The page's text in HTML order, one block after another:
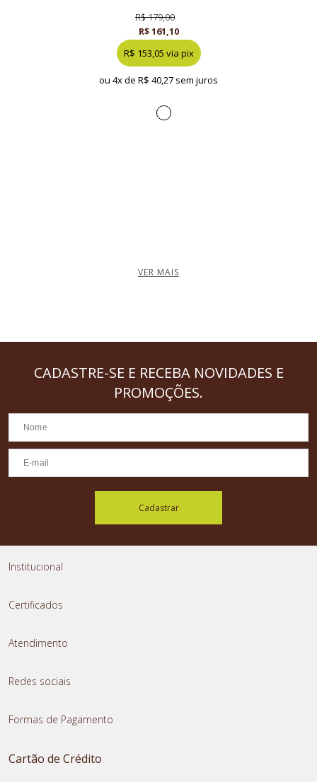
R$ 179,00
R$ 161,10
R$ 153,05 via pix
ou 4x de R$ 40,27 sem juros
VER MAIS
CADASTRE-SE E RECEBA NOVIDADES E
PROMOÇÕES.
Cadastrar
Institucional
Certificados
Atendimento
Redes sociais
Formas de Pagamento
Cartão de Crédito